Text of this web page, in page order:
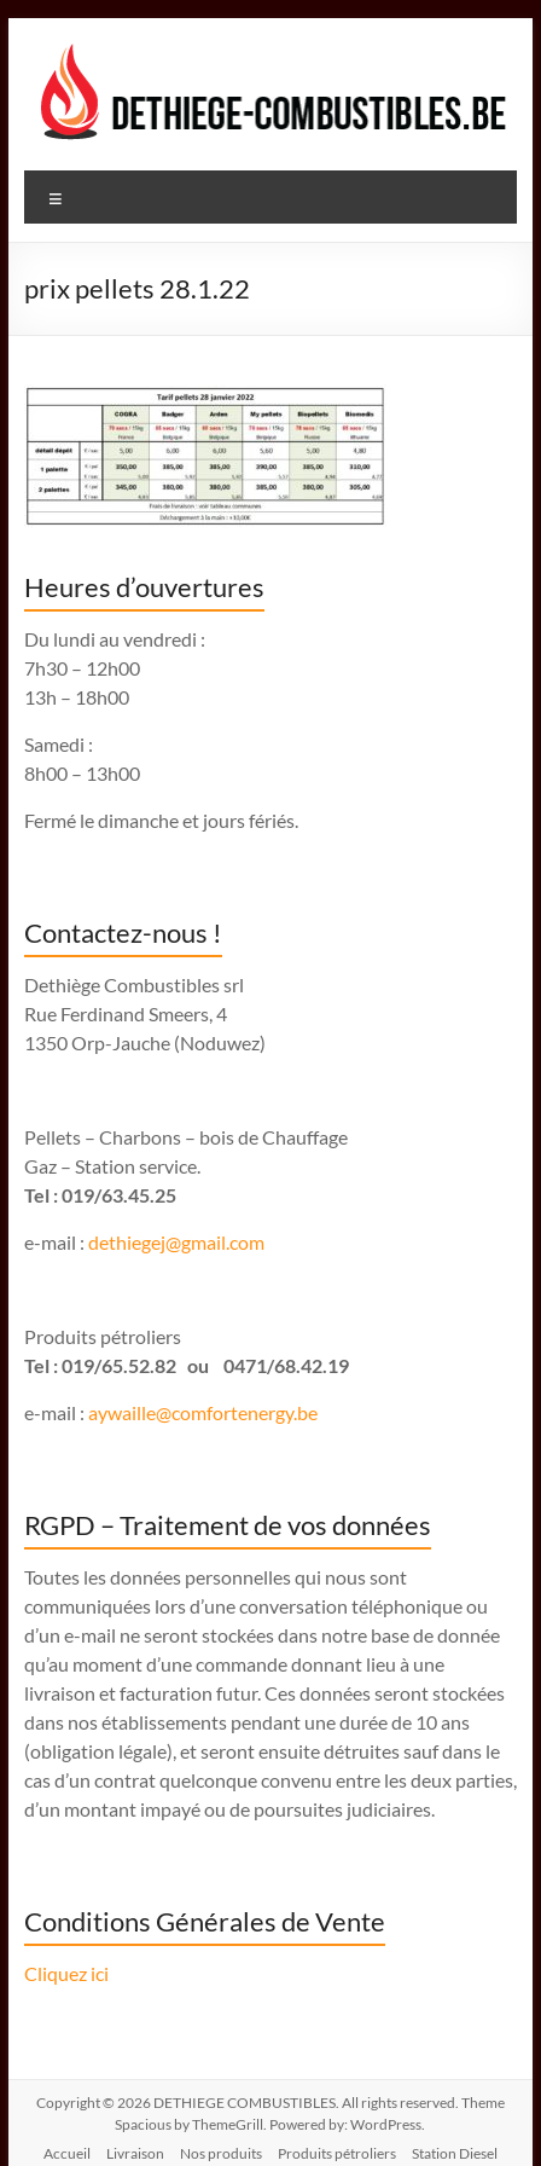
contenu
DETHIEGE
COMBUSTIBLES
dans
des
combustibles
prix pellets 28.1.22
Heures d’ouvertures
Du lundi au vendredi :
7h30 – 12h00
13h – 18h00
Samedi :
8h00 – 13h00
Fermé le dimanche et jours fériés.
Contactez-nous !
Dethiège Combustibles srl
Rue Ferdinand Smeers, 4
1350 Orp-Jauche (Noduwez)
Pellets – Charbons – bois de Chauffage
Gaz – Station service.
Tel : 019/63.45.25
e-mail : dethiegej@gmail.com
Produits pétroliers
Tel : 019/65.52.82 ou 0471/68.42.19
e-mail : aywaille@comfortenergy.be
RGPD – Traitement de vos données
Toutes les données personnelles qui nous sont
communiquées lors d’une conversation téléphonique ou
d’un e-mail ne seront stockées dans notre base de donnée
qu’au moment d’une commande donnant lieu à une
livraison et facturation futur. Ces données seront stockées
dans nos établissements pendant une durée de 10 ans
(obligation légale), et seront ensuite détruites sauf dans le
cas d’un contrat quelconque convenu entre les deux parties,
d’un montant impayé ou de poursuites judiciaires.
Conditions Générales de Vente
Cliquez ici
Copyright © 2026 DETHIEGE COMBUSTIBLES. All rights reserved. Theme
Spacious by ThemeGrill. Powered by:WordPress
Accueil
Livraison Nos produits Produits pétroliers Station Diesel